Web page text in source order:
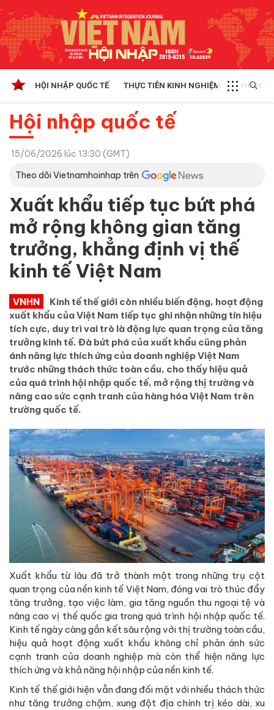
HỘI NHẬP QUỐC TẾ THỰC TIỄN KINH NGHIỆM CHÍNH
Hội nhập quốc tế
15/06/2026 lúc 13:30 (GMT)
Theo dõi Vietnamhoinhap trên
Xuất khẩu tiếp tục bứt phá
mở rộng không gian tăng
trưởng, khẳng định vị thế
kinh tế Việt Nam
VNHN
Kinh tế thế giới còn nhiều biến động, hoạt động
xuất khẩu của Việt Nam tiếp tục ghi nhận những tín hiệu
tích cực, duy trì vai trò là động lực quan trọng của tăng
trưởng kinh tế. Đà bứt phá của xuất khẩu cũng phản
ánh năng lực thích ứng của doanh nghiệp Việt Nam
trước những thách thức toàn cầu, cho thấy hiệu quả
của quá trình hội nhập quốc tế, mở rộng thị trường và
nâng cao sức cạnh tranh của hàng hóa Việt Nam trên
trường quốc tế.
Xuất khẩu từ lâu đã trở thành một trong những trụ cột
quan trọng của nền kinh tế Việt Nam, đóng vai trò thúc đẩy
tăng trưởng, tạo việc làm, gia tăng nguồn thu ngoại tệ và
nâng cao vị thế quốc gia trong quá trình hội nhập quốc tế.
Kinh tế ngày càng gắn kết sâu rộng với thị trường toàn cầu,
hiệu quả hoạt động xuất khẩu không chỉ phản ánh sức
cạnh tranh của doanh nghiệp mà còn thể hiện năng lực
thích ứng và khả năng hội nhập của nền kinh tế.
Kinh tế thế giới hiện vẫn đang đối mặt với nhiều thách thức
như tăng trưởng chậm, xung đột địa chính trị kéo dài, xu